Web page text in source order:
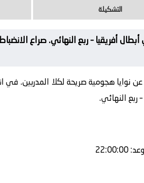
التشكيلة
أفريقيا – ربع النهائي. صراع
نوايا هجومية صريحة لكلا المدربين. في
ربع النهائي.